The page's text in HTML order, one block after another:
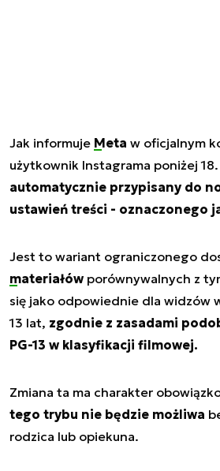
Jak informuje Meta w oficjalnym
użytkownik Instagrama poniżej
automatycznie przypisany do
ustawień treści - oznaczonego
Jest to wariant ograniczonego
materiałów porównywalnych z
się jako odpowiednie dla widzów
13 lat, zgodnie z zasadami
PG-13 w klasyfikacji filmowej.
Zmiana ta ma charakter
tego trybu nie będzie możliwa
rodzica lub opiekuna.